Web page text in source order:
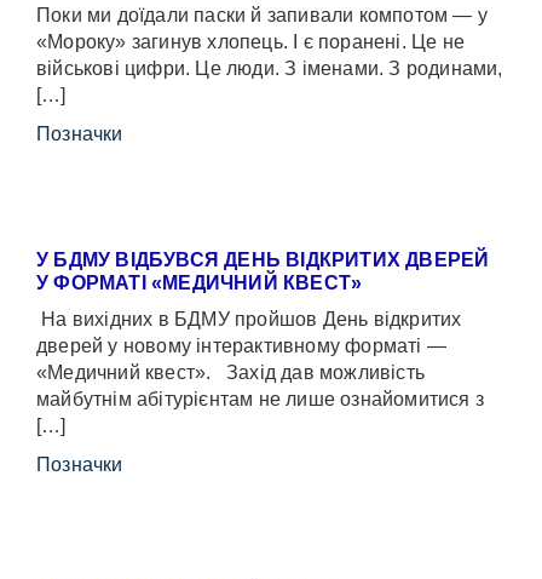
Поки ми доїдали паски й запивали компотом — у
«Мороку» загинув хлопець. І є поранені. Це не
військові цифри. Це люди. З іменами. З родинами,
[…]
Позначки
У БДМУ ВІДБУВСЯ ДЕНЬ ВІДКРИТИХ ДВЕРЕЙ
У ФОРМАТІ «МЕДИЧНИЙ КВЕСТ»
На вихідних в БДМУ пройшов День відкритих
дверей у новому інтерактивному форматі —
«Медичний квест». Захід дав можливість
майбутнім абітурієнтам не лише ознайомитися з
[…]
Позначки